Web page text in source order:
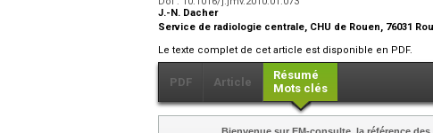
J.-N. Dacher
Service de radiologie centrale, CHU de Rouen, 76031
Le texte complet de cet article est disponible en PDF.
PDF Article
Résumé
Mots clés